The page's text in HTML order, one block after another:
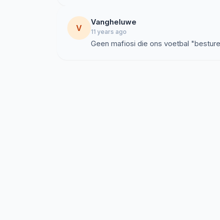
V
Vangheluwe
11 years ago
Geen mafiosi die ons voetbal